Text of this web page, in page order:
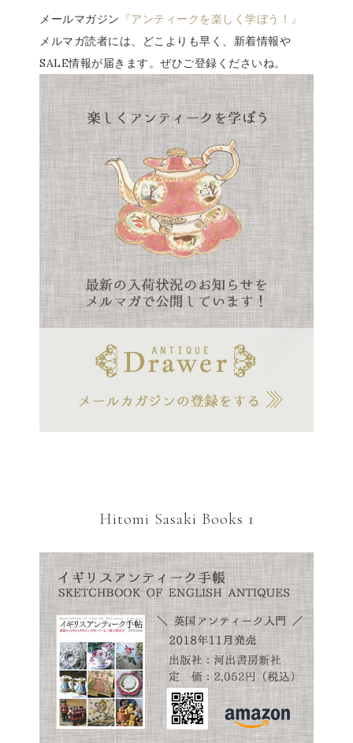
メールマガジン 『アンティークを楽しく学ぼう！』
メルマガ読者には、どこよりも早く、新着情報や
SALE情報が届きます。ぜひご登録くださいね。
Hitomi Sasaki Books 1